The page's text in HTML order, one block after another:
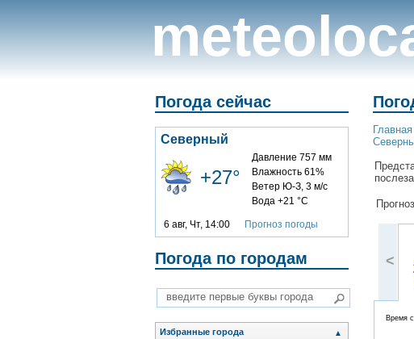
Погода сейчас
Северный
+27°
Давление 757 мм
Влажность 61%
Ветер Ю-З, 3 м/с
Вода +21 °C
6 авг, Чт, 14:00 Прогноз погоды
Погода по городам
Избранные города ▲
Главная
<
Время